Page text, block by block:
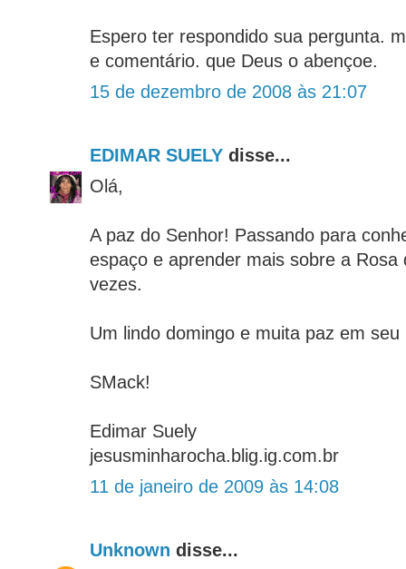
Espero ter respondido sua pergunta.
e comentário. que Deus o abençoe.
15 de dezembro de 2008 às 21:07
EDIMAR SUELY disse...
Olá,
A paz do Senhor! Passando para
espaço e aprender mais sobre a Rosa
vezes.
Um lindo domingo e muita paz em seu
SMack!
Edimar Suely
jesusminharocha.blig.ig.com.br
11 de janeiro de 2009 às 14:08
Unknown disse...